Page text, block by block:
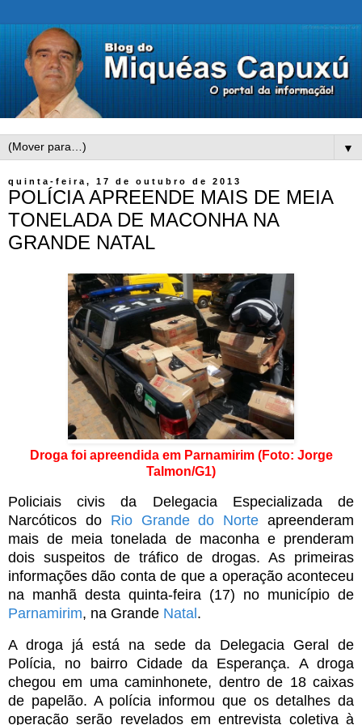
▼
quinta-feira, 17 de outubro de 2013
POLÍCIA APREENDE MAIS DE MEIA
TONELADA DE MACONHA NA
GRANDE NATAL
Droga foi apreendida em Parnamirim (Foto: Jorge
Talmon/G1)
Policiais civis da Delegacia Especializada de
Narcóticos do Rio Grande do Norte apreenderam
mais de meia tonelada de maconha e prenderam
dois suspeitos de tráfico de drogas. As primeiras
informações dão conta de que a operação aconteceu
na manhã desta quinta-feira (17) no município de
Parnamirim, na Grande Natal .
A droga já está na sede da Delegacia Geral de
Polícia, no bairro Cidade da Esperança. A droga
chegou em uma caminhonete, dentro de 18 caixas
de papelão. A polícia informou que os detalhes da
operação serão revelados em entrevista coletiva à